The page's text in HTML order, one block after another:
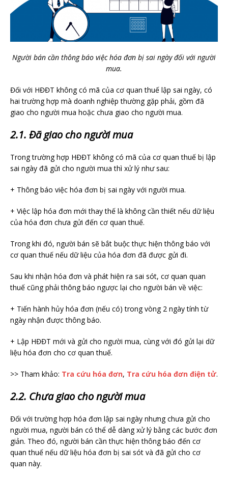
Người bán cần thông báo việc hóa đơn bị sai ngày đối với người
mua.
Đối với HĐĐT không có mã của cơ quan thuế lập sai ngày, có
hai trường hợp mà doanh nghiệp thường gặp phải, gồm đã
giao cho người mua hoặc chưa giao cho người mua.
2.1. Đã giao cho người mua
Trong trường hợp HĐĐT không có mã của cơ quan thuế bị lập
sai ngày đã gửi cho người mua thì xử lý như sau:
+ Thông báo việc hóa đơn bị sai ngày với người mua.
+ Việc lập hóa đơn mới thay thế là không cần thiết nếu dữ liệu
của hóa đơn chưa gửi đến cơ quan thuế.
Trong khi đó, người bán sẽ bắt buộc thực hiện thông báo với
cơ quan thuế nếu dữ liệu của hóa đơn đã được gửi đi.
Sau khi nhận hóa đơn và phát hiện ra sai sót, cơ quan quan
thuế cũng phải thông báo ngược lại cho người bán về việc:
+ Tiến hành hủy hóa đơn (nếu có) trong vòng 2 ngày tính từ
ngày nhận được thông báo.
+ Lập HĐĐT mới và gửi cho người mua, cùng với đó gửi lại dữ
liệu hóa đơn cho cơ quan thuế.
>> Tham khảo: Tra cứu hóa đơn, Tra cứu hóa đơn điện tử.
2.2. Chưa giao cho người mua
Đối với trường hợp hóa đơn lập sai ngày nhưng chưa gửi cho
người mua, người bán có thể dễ dàng xử lý bằng các bước đơn
giản. Theo đó, người bán cần thực hiện thông báo đến cơ
quan thuế nếu dữ liệu hóa đơn bị sai sót và đã gửi cho cơ
quan này.